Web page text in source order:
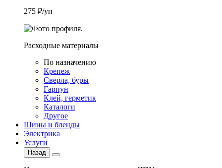
275 ₽/уп
Расходные материалы
По назначению
Крепеж
Сверла, буры
Гарпун
Клей, герметик
Каталоги
Другое
Шины и бленды
Электрика
Услуги
Назад